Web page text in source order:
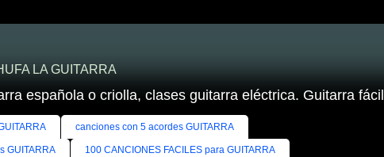
LA GUITARRA
española o criolla, clases guitarra eléctrica. Guitarra fácil
canciones con 5 acordes GUITARRA
GUITARRA 100 CANCIONES FACILES para GUITARRA